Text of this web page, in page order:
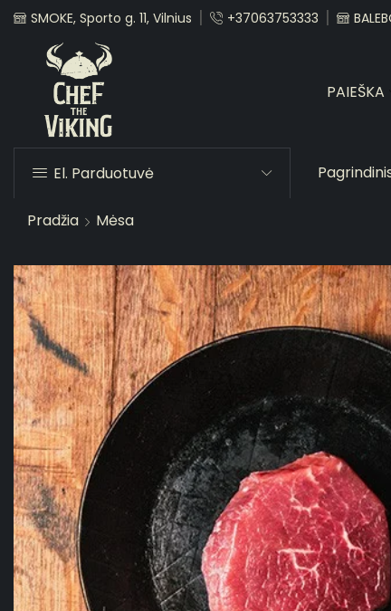
SMOKE, Sporto g. 11, Vilnius +37063753333
PAIEŠKA
El. Parduotuvė
Pradžia Mėsa